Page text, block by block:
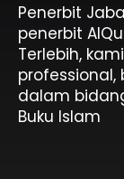
Penerbit
penerbit
Terlebih,
dalam
Buku Islam